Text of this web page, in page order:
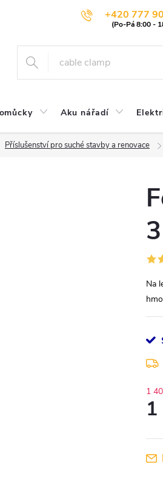
+420 777
Aku nářadí
Příslušenství pro suché stavby a renovace
Na
1